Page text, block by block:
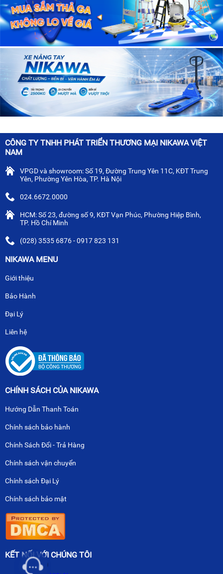
CÔNG TY TNHH PHÁT TRIỂN THƯƠNG MẠI NIKAWA VIỆT
NAM
VPGD và showroom: Số 19, Đường Trung Yên 11C, KĐT Trung
Yên, Phường Yên Hòa, TP. Hà Nội
024.6672.0000
HCM: Số 23, đường số 9, KĐT Vạn Phúc, Phường Hiệp Bình,
TP. Hồ Chí Minh
(028) 3535 6876 - 0917 823 131
NIKAWA MENU
Giới thiệu
Bảo Hành
Đại Lý
Liên hệ
CHÍNH SÁCH CỦA NIKAWA
Hướng Dẫn Thanh Toán
Chính sách bảo hành
Chính Sách Đổi - Trả Hàng
Chính sách vận chuyển
Chính sách Đại Lý
Chính sách bảo mật
KẾT NỐI VỚI CHÚNG TÔI